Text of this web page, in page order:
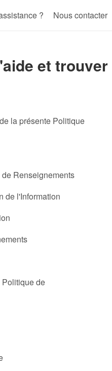
? Nous contacter
et trouver
la présente Politique
Renseignements
de l'Information
de